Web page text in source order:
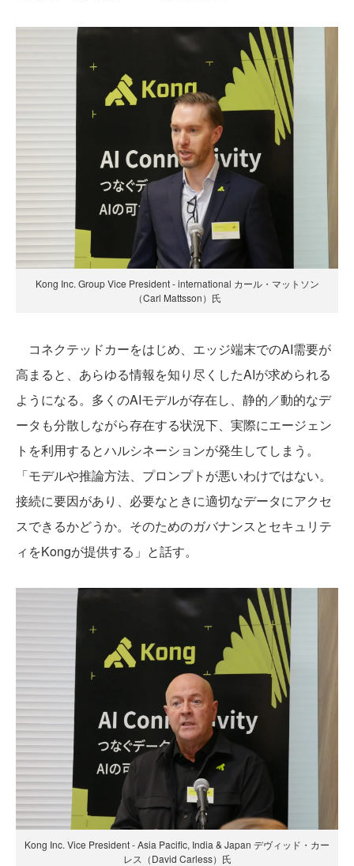
Kong Inc. Group Vice President - international カール・マットソン
（Carl Mattsson）氏
コネクテッドカーをはじめ、エッジ端末でのAI需要が
高まると、あらゆる情報を知り尽くしたAIが求められる
ようになる。多くのAIモデルが存在し、静的／動的なデ
ータも分散しながら存在する状況下、実際にエージェン
トを利用するとハルシネーションが発生してしまう。
「モデルや推論方法、プロンプトが悪いわけではない。
接続に要因があり、必要なときに適切なデータにアクセ
スできるかどうか。そのためのガバナンスとセキュリテ
ィをKongが提供する」と話す。
Kong Inc. Vice President - Asia Pacific, India & Japan デヴィッド・カー
レス（David Carless）氏